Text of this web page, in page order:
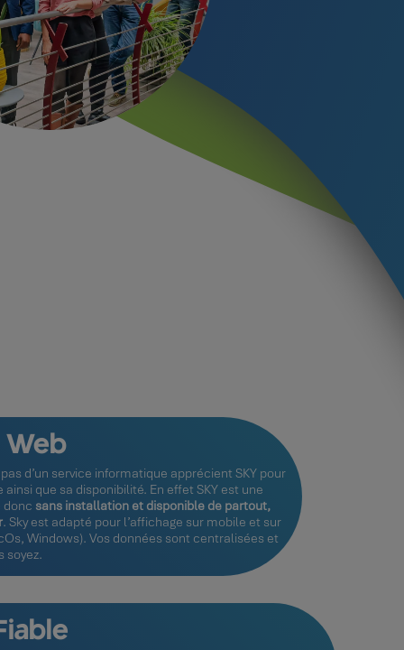
Web
d’un service informatique apprécient SKY pour
que sa disponibilité. En effet SKY est une
donc sans installation et disponible de partout,
. Sky est adapté pour l’affichage sur mobile et sur
Windows). Vos données sont centralisées et
soyez.